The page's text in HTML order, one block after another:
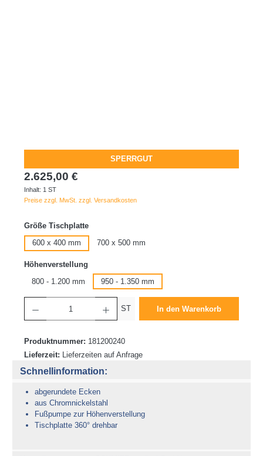
SPERRGUT
2.625,00 €
Inhalt: 1 ST
Preise zzgl. MwSt. zzgl. Versandkosten
Größe Tischplatteauswählen
600 x 400 mm
700 x 500 mm
Höhenverstellung
800 - 1.200 mm
950 - 1.350 mm
ST In den Warenkorb
Produktnummer: 181200240
Lieferzeit:
Lieferzeiten auf Anfrage
Schnellinformation:
abgerundete Ecken
aus Chromnickelstahl
Fußpumpe zur Höhenverstellung
Tischplatte 360° drehbar